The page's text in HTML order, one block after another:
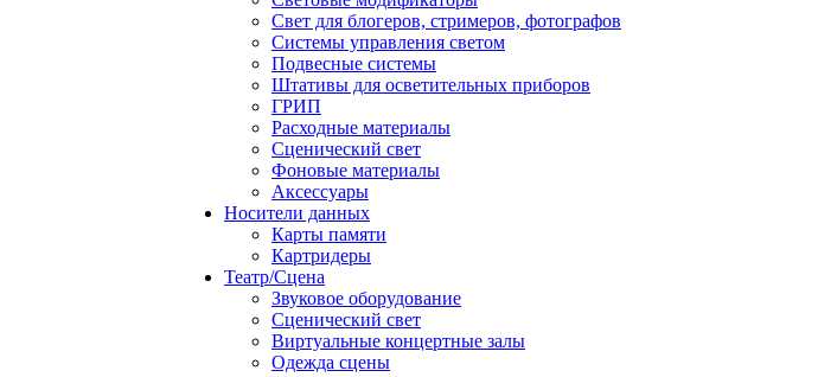
Свет для блогеров, стримеров, фотографов
Системы управления светом
Подвесные системы
Штативы для осветительных приборов
ГРИП
Расходные материалы
Сценический свет
Фоновые материалы
Аксессуары
Носители данных
Карты памяти
Картридеры
Театр/Сцена
Звуковое оборудование
Сценический свет
Виртуальные концертные залы
Одежда сцены